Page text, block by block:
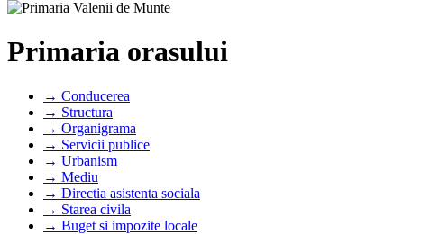
Primaria orasului
→ Conducerea
→ Structura
→ Organigrama
→ Servicii publice
→ Urbanism
→ Mediu
→ Directia asistenta sociala
→ Starea civila
→ Buget si impozite locale